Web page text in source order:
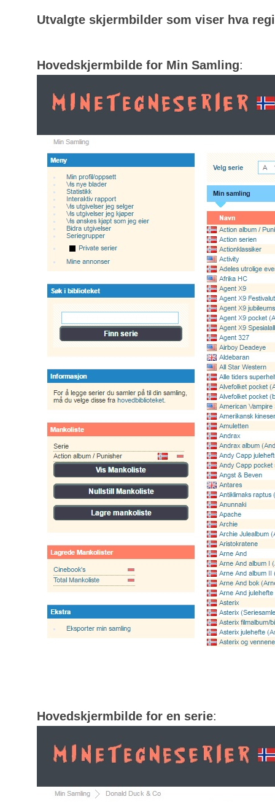
Utvalgte skjermbilder som viser hva
Hovedskjermbilde for Min Samling:
Hovedskjermbilde for en serie: